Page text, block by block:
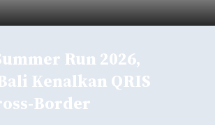
Run 2026,
Kenalkan QRIS
Border